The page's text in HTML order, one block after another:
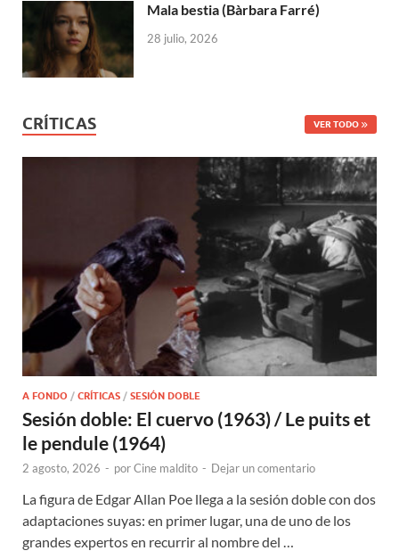
Mala bestia (Bàrbara Farré)
28 julio, 2026
CRÍTICAS VER TODO
A FONDO / CRÍTICAS / SESIÓN DOBLE
Sesión doble: El cuervo (1963) / Le puits et
le pendule (1964)
2 agosto, 2026 - porCine maldito - Dejar un comentario
La figura de Edgar Allan Poe llega a la sesión doble con dos
adaptaciones suyas: en primer lugar, una de uno de los
grandes expertos en recurrir al nombre del …